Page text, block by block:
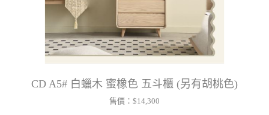
CD A5# 白蠟木 蜜橡色 五斗櫃 (另有胡桃色)
售價： $14,300